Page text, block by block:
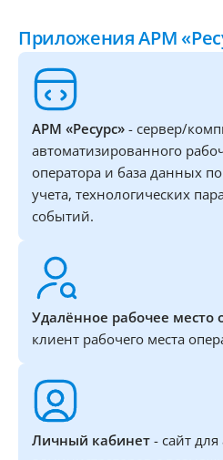
Приложения АРМ
АРМ «Ресурс» - сервер/
автоматизированного
оператора и база данных
учета, технологических
событий.
Удалённое рабочее место
клиент рабочего места
Личный кабинет - сайт